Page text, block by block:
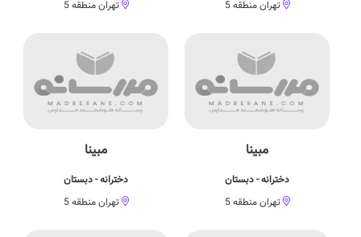
تهران منطقه 5
تهران منطقه 5
مبینا
دخترانه - دبستان
تهران منطقه 5
مبینا
دخترانه - دبستان
تهران منطقه 5